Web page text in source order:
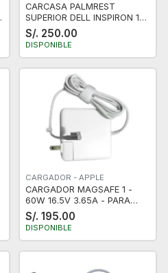
CARCASA PALMREST
SUPERIOR DELL INSPIRON 14
3467 3000 3465 3462 3468
3478 3476 VOSTRO 14 3467
3000 3465 3462 3468 3478
DE HUELLA NUEVO
S/. 250.00
DISPONIBLE
CARGADOR - APPLE
CARGADOR MAGSAFE 1 -
60W 16.5V 3.65A - PARA
MACBOOK PRO - USA
CERTIFICADO
S/. 195.00
DISPONIBLE